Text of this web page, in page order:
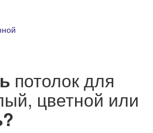
потолок для
цветной или